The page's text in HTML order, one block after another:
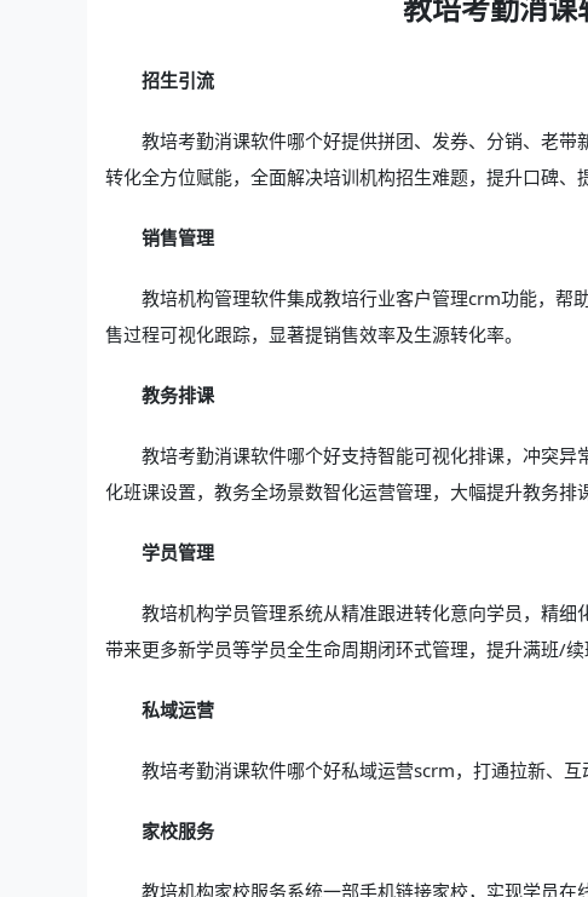
招生引流
教培考勤消课软件哪个好提供拼团、发券、分销、老
转化全方位赋能，全面解决培训机构招生难题，提升口碑、
销售管理
教培机构管理软件集成教培行业客户管理crm功能，帮
售过程可视化跟踪，显著提销售效率及生源转化率。
教务排课
教培考勤消课软件哪个好支持智能可视化排课，冲突
化班课设置，教务全场景数智化运营管理，大幅提升教务排
学员管理
教培机构学员管理系统从精准跟进转化意向学员，精
带来更多新学员等学员全生命周期闭环式管理，提升满班/续
私域运营
教培考勤消课软件哪个好私域运营scrm，打通拉新、
家校服务
教培机构家校服务系统一部手机链接家校，实现学员